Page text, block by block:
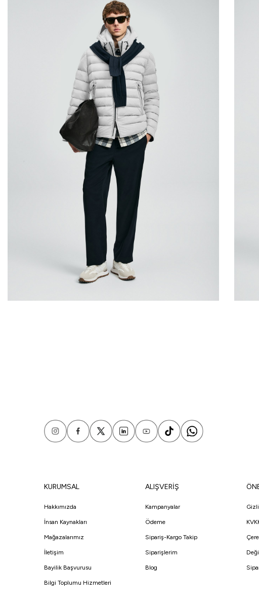
KURUMSAL
Hakkımızda
İnsan Kaynakları
Mağazalarımız
İletişim
Bayilik Başvurusu
Bilgi Toplumu Hizmetleri
ALIŞVERİŞ
Kampanyalar
Ödeme
Sipariş-Kargo Takip
Siparişlerim
Blog